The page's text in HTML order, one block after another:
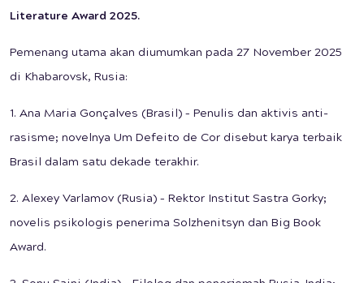
Literature Award 2025.
Pemenang utama akan diumumkan pada 27 November 2025
di Khabarovsk, Rusia:
1. Ana Maria Gonçalves (Brasil) – Penulis dan aktivis anti-
rasisme; novelnya Um Defeito de Cor disebut karya terbaik
Brasil dalam satu dekade terakhir.
2. Alexey Varlamov (Rusia) – Rektor Institut Sastra Gorky;
novelis psikologis penerima Solzhenitsyn dan Big Book
Award.